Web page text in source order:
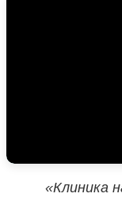
«Клиника